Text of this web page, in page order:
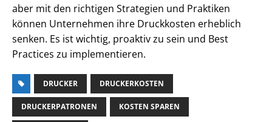
aber mit den richtigen Strategien und Praktiken
können Unternehmen ihre Druckkosten erheblich
senken. Es ist wichtig, proaktiv zu sein und Best
Practices zu implementieren.
DRUCKER DRUCKERKOSTEN
DRUCKERPATRONEN KOSTEN SPAREN